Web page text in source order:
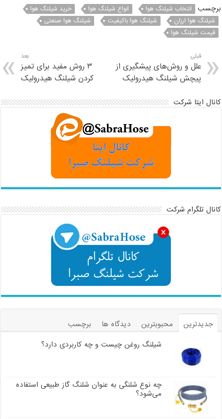
برچسب انتخاب شیلنگ هوا انواع شیلنگ هوا
خرید شیلنگ هوا
شیلنگ هوا ارزان
شیلنگ هوا باکیفیت
شیلنگ هوا صنعتی
قیمت شیلنگ هوا
قبلی
علل و روش‌های پیشگیری از
پیچش شیلنگ هیدرولیک
بعد
۳ روش مفید برای تمیز
کردن شیلنگ هیدرولیک
کانال ایتا شرکت
کانال تلگرام شرکت
جدیدترین محبوبترین دیدگاه ها
برچسب
شیلنگ روغن چیست و چه کاربردی دارد؟
چه نوع شلنگی به عنوان شلنگ گاز طبیعی استفاده
می‌شود؟